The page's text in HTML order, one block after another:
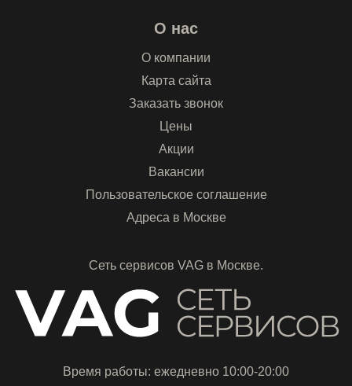
О нас
О компании
Карта сайта
Заказать звонок
Цены
Акции
Вакансии
Пользовательское соглашение
Адреса в Москве
Сеть сервисов VAG в Москве.
Время работы: ежедневно 10:00-20:00